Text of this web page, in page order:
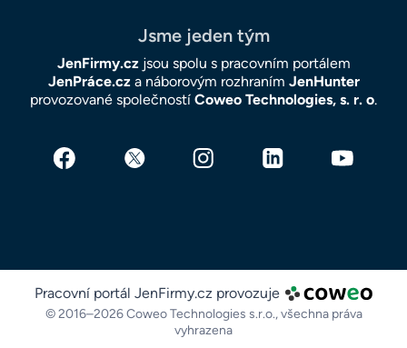
Jsme jeden tým
JenFirmy.czjsou spolu s pracovním portálem
JenPráce.cza náborovým rozhraním JenHunter
provozované společností Coweo Technologies, s. r. o.
Pracovní portál JenFirmy.cz provozuje
© 2016–2026 Coweo Technologies s.r.o.,všechna práva
vyhrazena